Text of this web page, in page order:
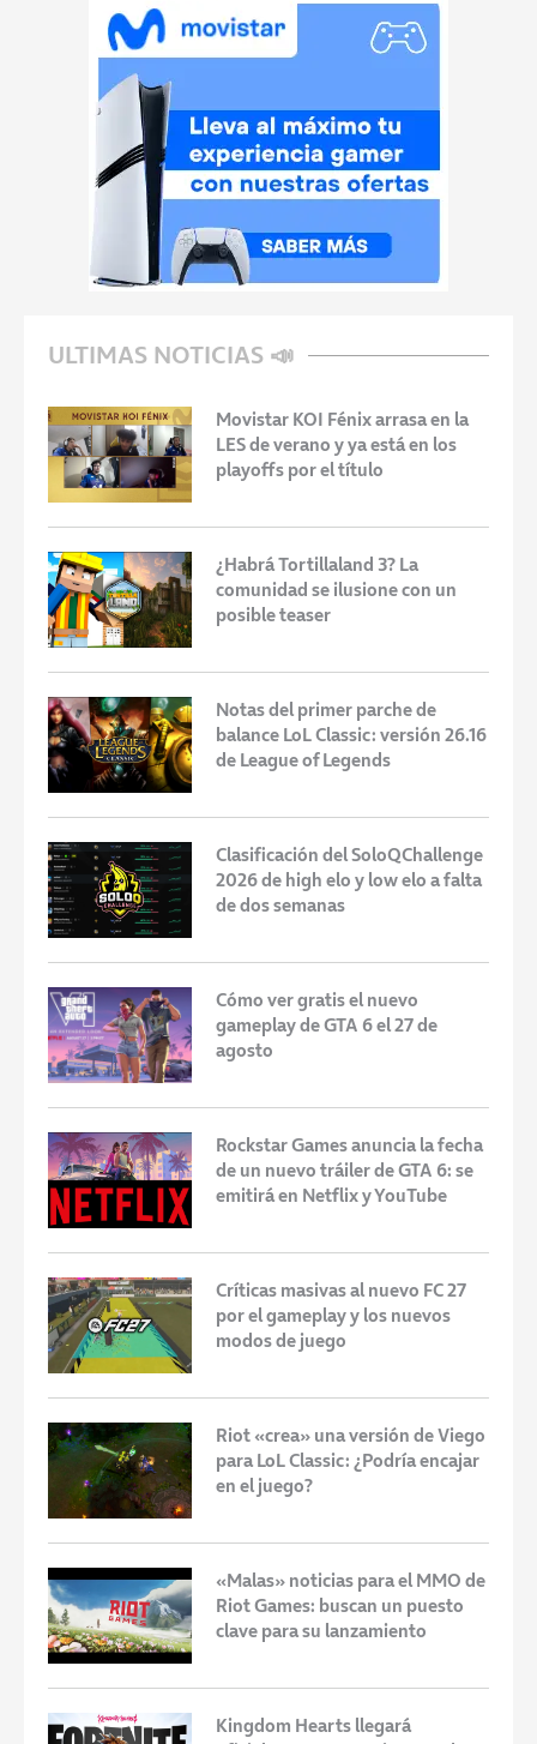
ULTIMAS NOTICIAS 📣
Movistar KOI Fénix arrasa en la
LES de verano y ya está en los
playoffs por el título
¿Habrá Tortillaland 3? La
comunidad se ilusione con un
posible teaser
Notas del primer parche de
balance LoL Classic: versión 26.16
de League of Legends
Clasificación del SoloQChallenge
2026 de high elo y low elo a falta
de dos semanas
Cómo ver gratis el nuevo
gameplay de GTA 6 el 27 de
agosto
Rockstar Games anuncia la fecha
de un nuevo tráiler de GTA 6: se
emitirá en Netflix y YouTube
Críticas masivas al nuevo FC 27
por el gameplay y los nuevos
modos de juego
Riot «crea» una versión de Viego
para LoL Classic: ¿Podría encajar
en el juego?
«Malas» noticias para el MMO de
Riot Games: buscan un puesto
clave para su lanzamiento
Kingdom Hearts llegará